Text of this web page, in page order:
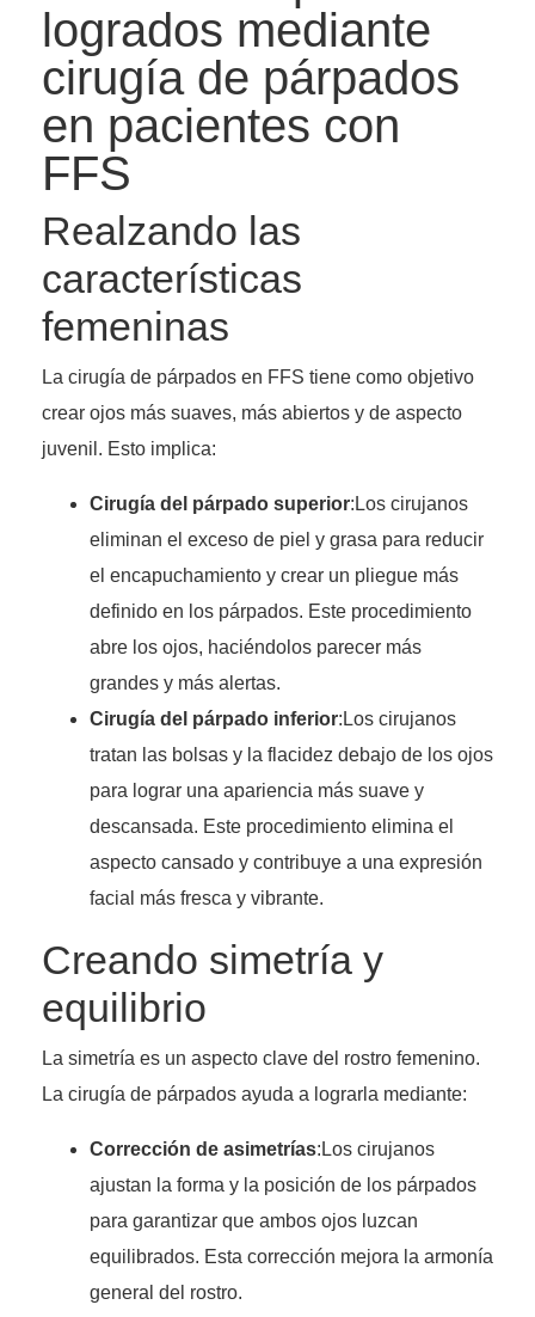
logrados mediante
cirugía de párpados
en pacientes con
FFS
Realzando las
características
femeninas
La cirugía de párpados en FFS tiene como objetivo
crear ojos más suaves, más abiertos y de aspecto
juvenil. Esto implica:
Cirugía del párpado superior:Los cirujanos
eliminan el exceso de piel y grasa para reducir
el encapuchamiento y crear un pliegue más
definido en los párpados. Este procedimiento
abre los ojos, haciéndolos parecer más
grandes y más alertas.
Cirugía del párpado inferior:Los cirujanos
tratan las bolsas y la flacidez debajo de los ojos
para lograr una apariencia más suave y
descansada. Este procedimiento elimina el
aspecto cansado y contribuye a una expresión
facial más fresca y vibrante.
Creando simetría y
equilibrio
La simetría es un aspecto clave del rostro femenino.
La cirugía de párpados ayuda a lograrla mediante:
Corrección de asimetrías:Los cirujanos
ajustan la forma y la posición de los párpados
para garantizar que ambos ojos luzcan
equilibrados. Esta corrección mejora la armonía
general del rostro.